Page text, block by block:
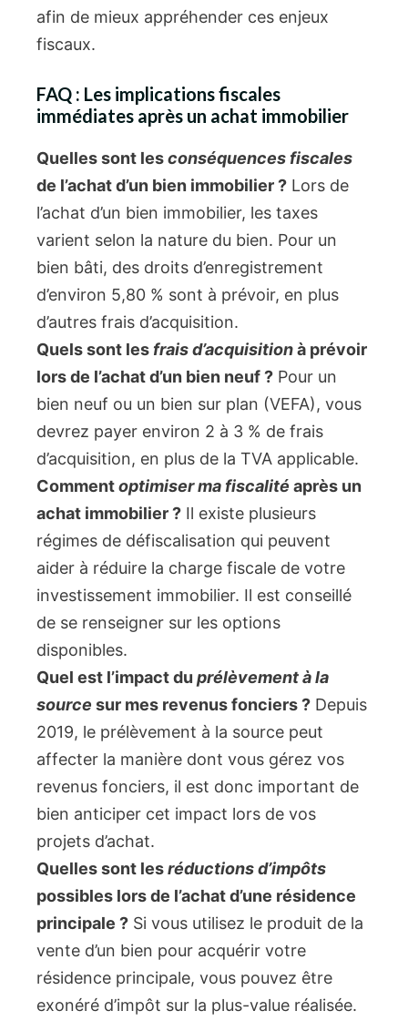
afin de mieux appréhender ces enjeux
fiscaux.
FAQ : Les implications fiscales
immédiates après un achat immobilier
Quelles sont lesconséquences fiscales
de l’achat d’un bien immobilier ? Lors de
l’achat d’un bien immobilier, les taxes
varient selon la nature du bien. Pour un
bien bâti, des droits d’enregistrement
d’environ 5,80 % sont à prévoir, en plus
d’autres frais d’acquisition.
Quels sont les frais d’acquisitionà prévoir
lors de l’achat d’un bien neuf ? Pour un
bien neuf ou un bien sur plan (VEFA), vous
devrez payer environ 2 à 3 % de frais
d’acquisition, en plus de la TVA applicable.
Commentoptimiser ma fiscalité après un
achat immobilier ? Il existe plusieurs
régimes de défiscalisation qui peuvent
aider à réduire la charge fiscale de votre
investissement immobilier. Il est conseillé
de se renseigner sur les options
disponibles.
Quel est l’impact du prélèvement à la
source sur mes revenus fonciers ? Depuis
2019, le prélèvement à la source peut
affecter la manière dont vous gérez vos
revenus fonciers, il est donc important de
bien anticiper cet impact lors de vos
projets d’achat.
Quelles sont lesréductions d’impôts
possibles lors de l’achat d’une résidence
principale ? Si vous utilisez le produit de la
vente d’un bien pour acquérir votre
résidence principale, vous pouvez être
exonéré d’impôt sur la plus-value réalisée.